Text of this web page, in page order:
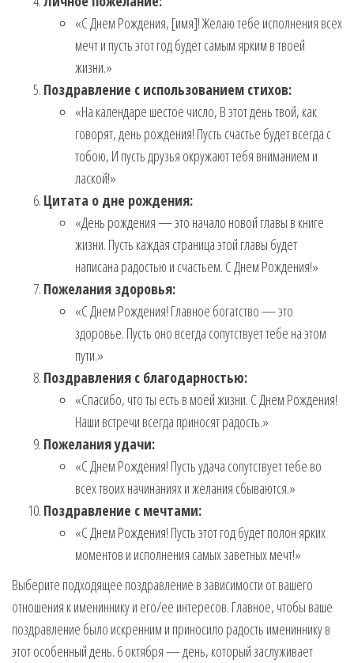
«С Днем Рождения, [имя]! Желаю тебе исполнения всех
мечт и пусть этот год будет самым ярким в твоей
жизни.»
Поздравление с использованием стихов:
«На календаре шестое число, В этот день твой, как
говорят, день рождения! Пусть счастье будет всегда с
тобою, И пусть друзья окружают тебя вниманием и
лаской!»
Цитата о дне рождения:
«День рождения — это начало новой главы в книге
жизни. Пусть каждая страница этой главы будет
написана радостью и счастьем. С Днем Рождения!»
Пожелания здоровья:
«С Днем Рождения! Главное богатство — это
здоровье. Пусть оно всегда сопутствует тебе на этом
пути.»
Поздравления с благодарностью:
«Спасибо, что ты есть в моей жизни. С Днем Рождения!
Наши встречи всегда приносят радость.»
Пожелания удачи:
«С Днем Рождения! Пусть удача сопутствует тебе во
всех твоих начинаниях и желания сбываются.»
Поздравление с мечтами:
«С Днем Рождения! Пусть этот год будет полон ярких
моментов и исполнения самых заветных мечт!»
Выберите подходящее поздравление в зависимости от вашего
отношения к имениннику и его/ее интересов. Главное, чтобы ваше
поздравление было искренним и приносило радость имениннику в
этот особенный день. 6 октября — день, который заслуживает